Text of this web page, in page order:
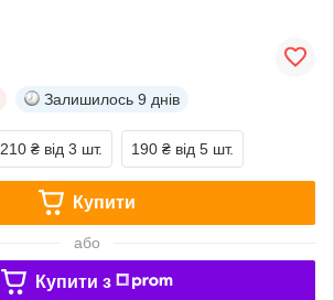
Залишилось 9 днів
210 ₴ від 3 шт. 190 ₴ від 5 шт.
Купити
або
Купити з